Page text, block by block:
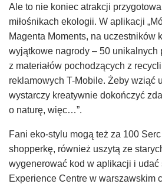
Ale to nie koniec atrakcji
miłośnikach ekologii. W aplikacji
Magenta Moments, na uczestników
wyjątkowe nagrody – 50 unikalnych
z materiałów pochodzących z
reklamowych T-Mobile. Żeby wziąć
wystarczy kreatywnie dokończyć
o naturę, więc…”.
Fani eko-stylu mogą też za 100
shopperkę, również uszytą ze
wygenerować kod w aplikacji i udać
Experience Centre w warszawskim